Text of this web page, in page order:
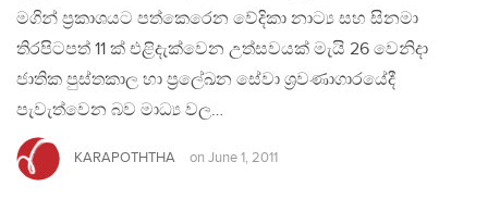
මගින් ප්‍රකාශයට පත්කෙරෙන වේදිකා නාට්‍ය සහ සිනමා
තිරපිටපත් 11 ක් එළිදැක්වෙන උත්සවයක් මැයි 26 වෙනිදා
ජාතික පුස්තකාල හා ප්‍රලේඛන සේවා ශ්‍රවණාගාරයේදී
පැවැත්වෙන බව මාධ්‍ය වල…
KARAPOTHTHA on June 1, 2011